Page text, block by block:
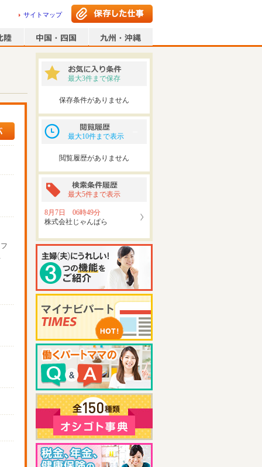
サイトマップ
最大3件まで保存
保存条件がありません
最大10件まで表示
閲覧履歴がありません
最大5件まで表示
8月7日 06時49分
株式会社じゃんぱら